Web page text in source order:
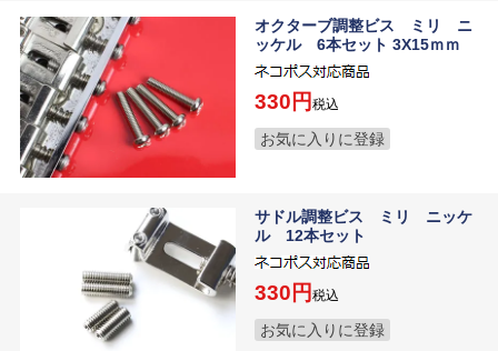
オクターブ調整ビス ミリ ニ
ッケル 6本セット 3X15ｍｍ
330 税込
お気に入りに登録
サドル調整ビス ミリ ニッケ
ル 12本セット
330 税込
お気に入りに登録